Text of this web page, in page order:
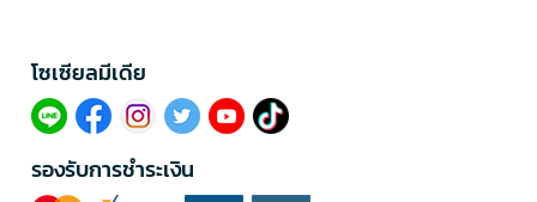
โซเซียลมีเดีย​
รองรับการชำระเงิน